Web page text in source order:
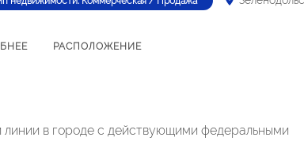
РАСПОЛОЖЕНИЕ
в городе с действующими федеральными